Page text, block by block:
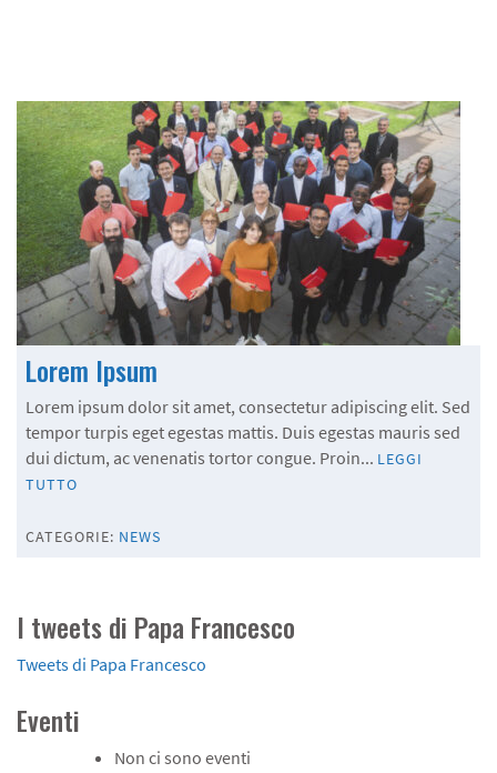
Lorem Ipsum
Lorem ipsum dolor sit amet, consectetur adipiscing elit. Sed
tempor turpis eget egestas mattis. Duis egestas mauris sed
dui dictum, ac venenatis tortor congue. Proin... LEGGI
TUTTO
CATEGORIE: NEWS
I tweets di Papa Francesco
Tweets di Papa Francesco
Eventi
Non ci sono eventi